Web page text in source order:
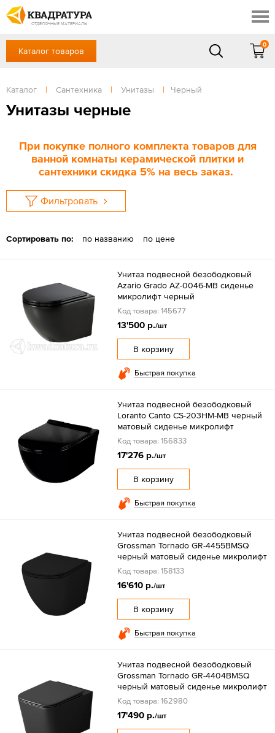
ОТДЕЛОЧНЫЕ МАТЕРИАЛЫ
Профи
Контакты
Доставка и оплата
Выставочный зал
Готовые решения
Отзывы
+7 (861) 217-94-70
Сб, Вс — выходной
ЗАКАЗАТЬ ЗВОНОК
Вход
Каталог товаров
0
Каталог | Сантехника | Унитазы | Черный
Унитазы черные
При покупке полного комплекта товаров для
ванной комнаты керамической плитки и
сантехники скидка 5% на весь заказ.
Фильтровать
Сортировать по: по названию по цене
Унитаз подвесной безободковый
Azario Grado AZ-0046-MB сиденье
микролифт черный
Код товара: 145677
13'500 р./шт
В корзину
Быстрая покупка
Унитаз подвесной безободковый
Loranto Canto CS-203HM-MB черный
матовый сиденье микролифт
Код товара: 156833
17'276 р./шт
В корзину
Быстрая покупка
Унитаз подвесной безободковый
Grossman Tornado GR-4455BMSQ
черный матовый сиденье микролифт
Код товара: 158133
16'610 р./шт
В корзину
Быстрая покупка
Унитаз подвесной безободковый
Grossman Tornado GR-4404BMSQ
черный матовый сиденье микролифт
Код товара: 162980
17'490 р./шт